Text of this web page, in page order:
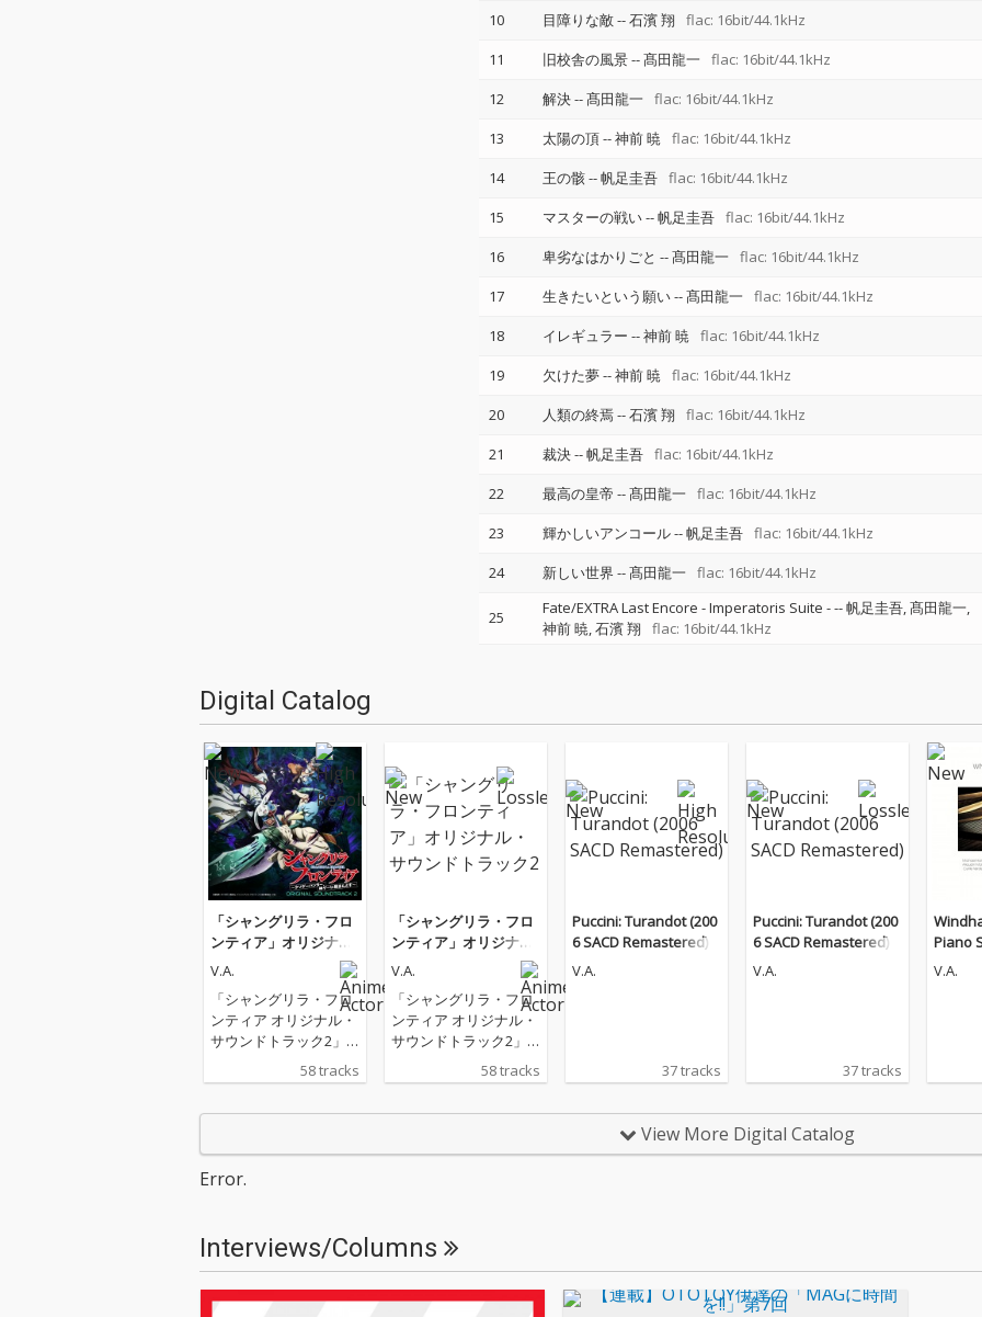
10
目障りな敵--石濱 翔 flac: 16bit/44.1kHz
11
旧校舎の風景--髙田龍一 flac: 16bit/44.1kHz
12
解決--髙田龍一 flac: 16bit/44.1kHz
13
太陽の頂--神前 暁 flac: 16bit/44.1kHz
14
王の骸--帆足圭吾 flac: 16bit/44.1kHz
15
マスターの戦い--帆足圭吾 flac: 16bit/44.1kHz
16
卑劣なはかりごと --髙田龍一 flac: 16bit/44.1kHz
17
生きたいという願い--髙田龍一 flac: 16bit/44.1kHz
18
イレギュラー --神前 暁 flac: 16bit/44.1kHz
19
欠けた夢--神前 暁 flac: 16bit/44.1kHz
20
人類の終焉--石濱 翔 flac: 16bit/44.1kHz
21
裁決--帆足圭吾 flac: 16bit/44.1kHz
22
最高の皇帝 --髙田龍一 flac: 16bit/44.1kHz
23
輝かしいアンコール--帆足圭吾 flac: 16bit/44.1kHz
24
新しい世界 --髙田龍一 flac: 16bit/44.1kHz
25 Fate/EXTRA Last Encore - Imperatoris Suite ---帆足圭吾 髙田龍一
神前 暁 石濱 翔 flac: 16bit/44.1kHz
Digital Catalog
「シャングリラ・フロ
ンティア」オリジナ
ル・サウンドトラック
V.A.
「シャングリラ・フロ
ンティア オリジナル・
サウンドトラック2」
「シャングリラ・フロ
ンティア」は硬梨菜(か
が週刊少年マガジンに
クソゲーハンター、神
ゲーに挑まんとす〜』
を原作としたTVアニメ
58 tracks
「シャングリラ・フロ
ンティア」オリジナ
ル・サウンドトラック
V.A.
「シャングリラ・フロ
ンティア オリジナル・
サウンドトラック2」
「シャングリラ・フロ
ンティア」は硬梨菜(か
クソゲーハンター、神
ゲーに挑まんとす〜』
を原作としたTVアニメ
58 tracks
Puccini: Turandot (200
6 SACD Remastered)
V.A.
37 tracks
Puccini: Turandot (200
6 SACD Remastered)
V.A.
37 tracks
Piano
V.A.
View More Digital Catalog
Error.
Interviews/Columns